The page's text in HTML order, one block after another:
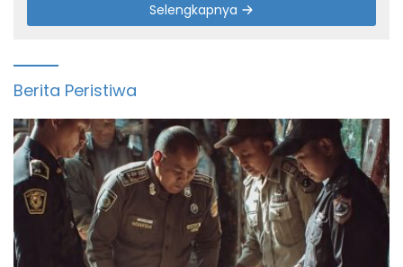
Selengkapnya
Berita Peristiwa